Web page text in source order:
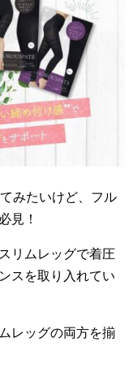
みたいけど、フル
見！
リムレッグで着圧
スを取り入れてい
レッグの両方を揃